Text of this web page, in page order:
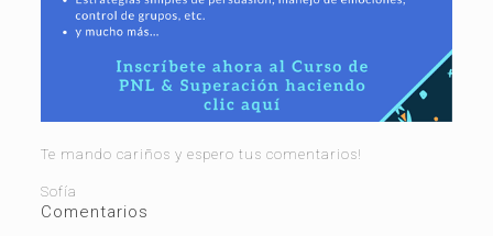
Te mando cariños y espero tus comentarios!
Sofía
Comentarios